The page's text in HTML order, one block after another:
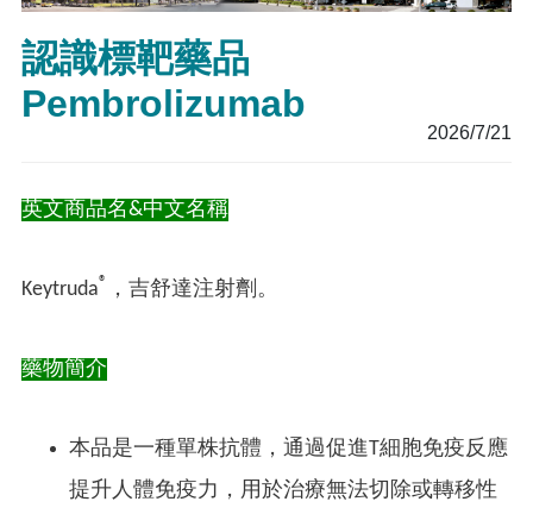
認識標靶藥品
Pembrolizumab
2026/7/21
英文商品名&中文名稱
Keytruda® ，吉舒達注射劑。
藥物簡介
本品是一種單株抗體，通過促進T細胞免疫反應
提升人體免疫力，用於治療無法切除或轉移性